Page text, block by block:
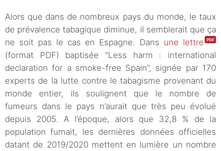
Alors que dans de nombreux pays du monde, le taux
de prévalence tabagique diminue, il semblerait que ça
ne soit pas le cas en Espagne. Dans une lettre
(format PDF) baptisée “Less harm : international
declaration for a smoke-free Spain”, signée par 170
experts de la lutte contre le tabagisme provenant du
monde entier, ils soulignent que le nombre de
fumeurs dans le pays n’aurait que très peu évolué
depuis 2005. A l’époque, alors que 32,8 % de la
population fumait, les dernières données officielles
datant de 2019/2020 mettent en lumière un nombre